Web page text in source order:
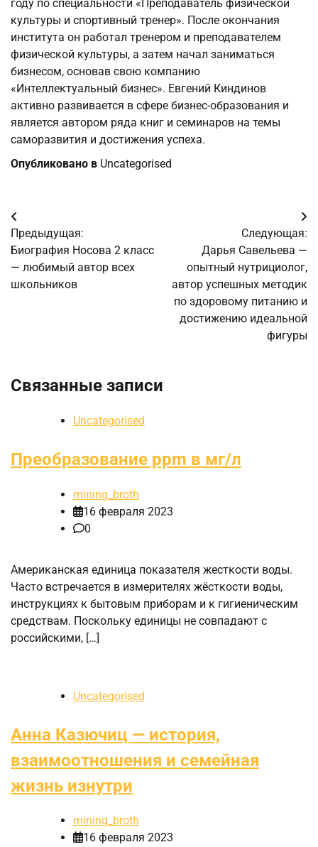
году по специальности «Преподаватель физической
культуры и спортивный тренер». После окончания
института он работал тренером и преподавателем
физической культуры, а затем начал заниматься
бизнесом, основав свою компанию
«Интеллектуальный бизнес». Евгений Киндинов
активно развивается в сфере бизнес-образования и
является автором ряда книг и семинаров на темы
саморазвития и достижения успеха.
Опубликовано в Uncategorised
Навигация
по
записям
Предыдущая:
Биография Носова 2 класс
— любимый автор всех
школьников
Следующая:
Дарья Савельева —
опытный нутрициолог,
автор успешных методик
по здоровому питанию и
достижению идеальной
фигуры
Связанные записи
Uncategorised
Преобразование ppm в мг/л
mining_broth
16 февраля 2023
0
Американская единица показателя жесткости воды.
Часто встречается в измерителях жёсткости воды,
инструкциях к бытовым приборам и к гигиеническим
средствам. Поскольку единицы не совпадают с
российскими, […]
Uncategorised
Анна Казючиц — история,
взаимоотношения и семейная
жизнь изнутри
mining_broth
16 февраля 2023